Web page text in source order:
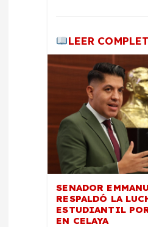
LEER
SENADOR
RESPALDÓ LA
ESTUDIANTIL
EN CELAYA